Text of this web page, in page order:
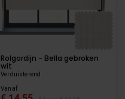
Rolgordijn - Bella gebroken
wit
Verduisterend
Vanaf